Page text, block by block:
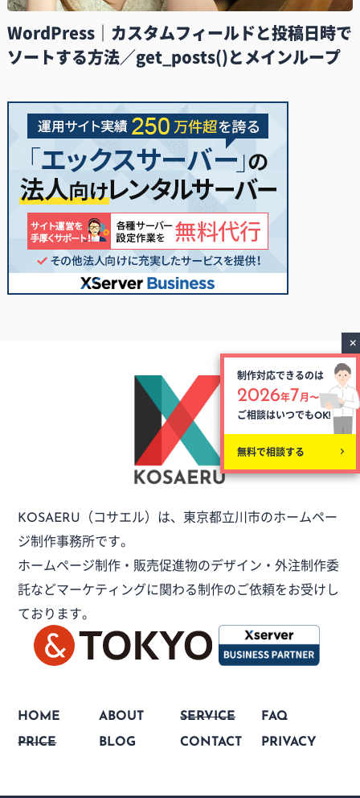
WordPress｜カスタムフィールドと投稿日時で
ソートする方法／get_posts()とメインループ
KOSAERU （コサエル）は、 東京都立川市のホームペー
ジ制作事務所です。
ホームページ制作・販売促進物のデザイン・外注制作委
託などマーケティングに関わる制作のご依頼をお受けし
ております。
HOME ABOUT SERVICE
FAQ
PRICE
BLOG CONTACT PRIVACY
制作対応できるのは
2026年7月〜
ご相談はいつでもOK!
無料で相談する